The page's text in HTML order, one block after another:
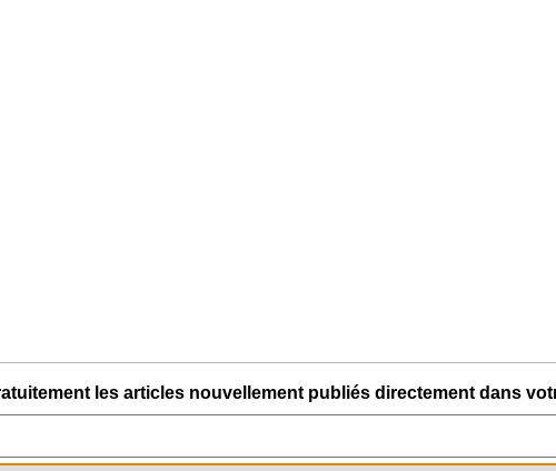
les articles nouvellement publiés directement dans